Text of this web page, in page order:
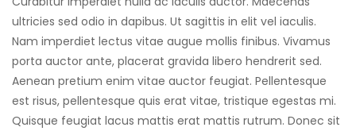
ultricies sed odio in dapibus. Ut sagittis in elit vel iaculis.
Nam imperdiet lectus vitae augue mollis finibus. Vivamus
porta auctor ante, placerat gravida libero hendrerit sed.
Aenean pretium enim vitae auctor feugiat. Pellentesque
est risus, pellentesque quis erat vitae, tristique egestas mi.
Quisque feugiat lacus mattis erat mattis rutrum. Donec sit